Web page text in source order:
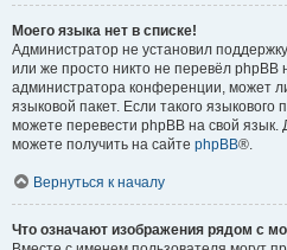
Моего языка нет в списке!
Администратор не установил
или же просто никто не перевёл phpBB
администратора конференции, может
языковой пакет. Если такого языкового
можете перевести phpBB на свой
можете получить на сайте phpBB®.
Вернуться к началу
Что означают изображения рядом с